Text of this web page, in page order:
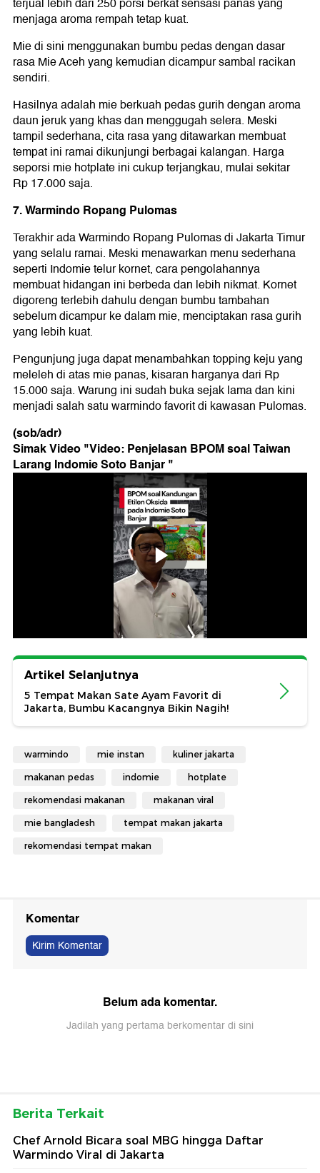
menjaga aroma rempah tetap kuat.
Mie di sini menggunakan bumbu pedas dengan dasar
rasa Mie Aceh yang kemudian dicampur sambal racikan
sendiri.
Hasilnya adalah mie berkuah pedas gurih dengan aroma
daun jeruk yang khas dan menggugah selera. Meski
tampil sederhana, cita rasa yang ditawarkan membuat
tempat ini ramai dikunjungi berbagai kalangan. Harga
seporsi mie hotplate ini cukup terjangkau, mulai sekitar
Rp 17.000 saja.
7. Warmindo Ropang Pulomas
Terakhir ada Warmindo Ropang Pulomas di Jakarta Timur
yang selalu ramai. Meski menawarkan menu sederhana
seperti Indomie telur kornet, cara pengolahannya
membuat hidangan ini berbeda dan lebih nikmat. Kornet
digoreng terlebih dahulu dengan bumbu tambahan
sebelum dicampur ke dalam mie, menciptakan rasa gurih
yang lebih kuat.
Pengunjung juga dapat menambahkan topping keju yang
meleleh di atas mie panas, kisaran harganya dari Rp
15.000 saja. Warung ini sudah buka sejak lama dan kini
menjadi salah satu warmindo favorit di kawasan Pulomas.
(sob/adr)
Simak Video "Video: Penjelasan BPOM soal Taiwan
Larang Indomie Soto Banjar"
Artikel Selanjutnya
5 Tempat Makan Sate Ayam Favorit di
Jakarta, Bumbu Kacangnya Bikin Nagih!
warmindo mie instan kuliner jakarta
makanan pedas indomie hotplate
rekomendasi makanan makanan viral
mie bangladesh tempat makan jakarta
rekomendasi tempat makan
Komentar
Kirim Komentar
Belum ada komentar.
Jadilah yang pertama berkomentar di sini
Berita Terkait
Chef Arnold Bicara soal MBG hingga Daftar
Warmindo Viral di Jakarta